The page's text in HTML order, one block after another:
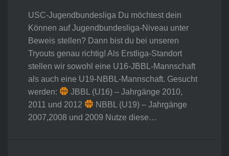
USC-Jugendbundesliga Du möchtest dein
Können auf Jugendbundesliga-Niveau unter
Beweis stellen? Dann bist du bei unseren
Tryouts genau richtig! Als Erstliga-Standort
stellen wir sowohl eine U16-JBBL-Mannschaft
als auch eine U19-NBBL-Mannschaft. Gesucht
werden:
JBBL (U16) – Jahrgänge 2010,
2011 und 2012
NBBL (U19) – Jahrgänge
2007,2008 und 2009 Nutze diese…